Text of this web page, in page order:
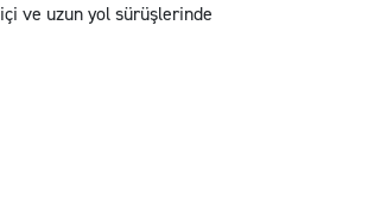
ve uzun yol sürüşlerinde